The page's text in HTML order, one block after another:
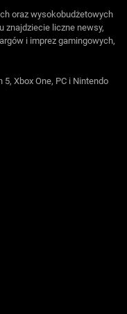
oraz wysokobudżetowych
znajdziecie liczne newsy,
i imprez gamingowych,
Xbox One, PC i Nintendo